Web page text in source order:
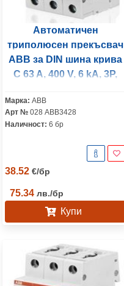
Автоматичен
триполюсен прекъсвач
ABB за DIN шина крива
C 63 A, 400 V, 6 kA, 3P,
Марка: ABB
Арт № 028 ABB3428
Наличност: 6 бр
38.52 €/бр
75.34 лв./бр
Купи